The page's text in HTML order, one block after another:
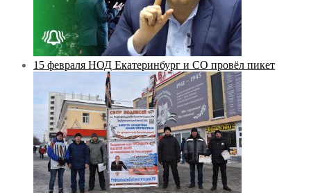
15 февраля НОД Екатеринбург и СО провёл пикет